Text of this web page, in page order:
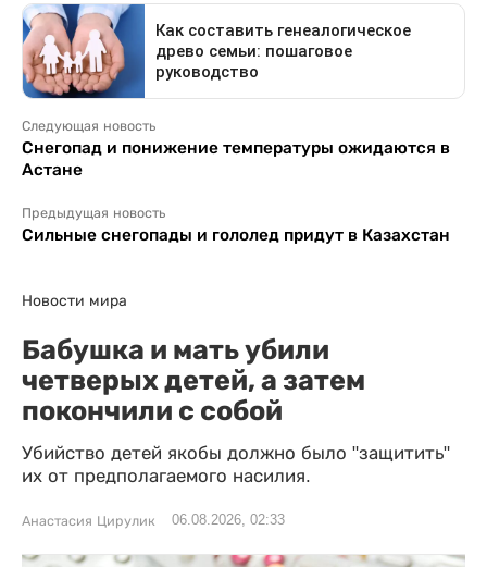
Следующая новость
Снегопад и понижение температуры ожидаются в
Астане
Предыдущая новость
Сильные снегопады и гололед придут в Казахстан
Новости мира
Бабушка и мать убили
четверых детей, а затем
покончили с собой
Убийство детей якобы должно было "защитить"
их от предполагаемого насилия.
Анастасия Цирулик 06.08.2026, 02:33